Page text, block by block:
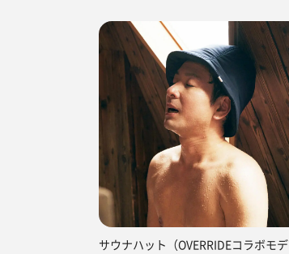
サウナハット（OVERRIDEコラボモデ